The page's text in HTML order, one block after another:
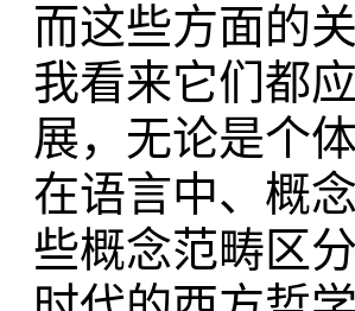
而这些方面的
我看来它们都
展，无论是个
在语言中、概
些概念范畴区